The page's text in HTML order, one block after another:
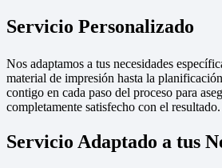
Servicio Personalizado
Nos adaptamos a tus necesidades
material de impresión hasta la
contigo en cada paso del proceso para
completamente satisfecho con el resultado.
Servicio Adaptado a tus